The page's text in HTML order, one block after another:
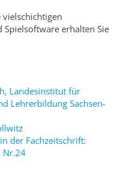
vielschichtigen
erhalten Sie
Landesinstitut für
Lehrerbildung Sachsen-
der Fachzeitschrift:
Nr.24